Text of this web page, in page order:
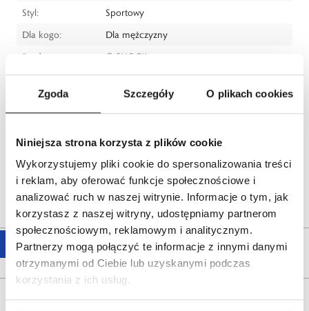
Zgoda Szczegóły O plikach cookies
Niniejsza strona korzysta z plików cookie
Wykorzystujemy pliki cookie do spersonalizowania treści
i reklam, aby oferować funkcje społecznościowe i
analizować ruch w naszej witrynie. Informacje o tym, jak
korzystasz z naszej witryny, udostępniamy partnerom
społecznościowym, reklamowym i analitycznym.
Partnerzy mogą połączyć te informacje z innymi danymi
otrzymanymi od Ciebie lub uzyskanymi podczas
korzystania z ich usług.
Styl:
Sportowy
Dla kogo:
Dla mężczyzny
Producent:
G-SHOCK
CASIO Europe GmbH, Casio-Platz 1, 22848
Norderstedt, Germany
Dystrybutor:
W.KRUK S.A
ul. Pilotów 10, 31-462 Kraków
e-mail:gspr@wkruk.pl
Bezpieczeństwo:
Informacje o bezpieczeństwie
Opis produktu
Wysyłka